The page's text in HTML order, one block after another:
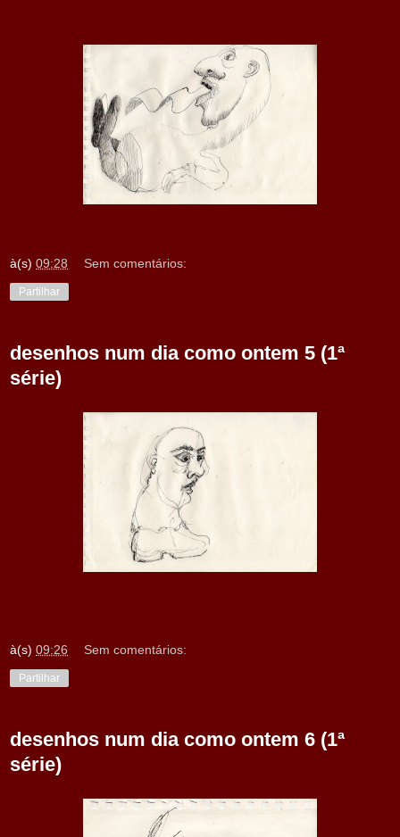
à(s) 09:28 Sem comentários:
Partilhar
desenhos num dia como ontem 5 (1ª
série)
à(s) 09:26 Sem comentários:
Partilhar
desenhos num dia como ontem 6 (1ª
série)